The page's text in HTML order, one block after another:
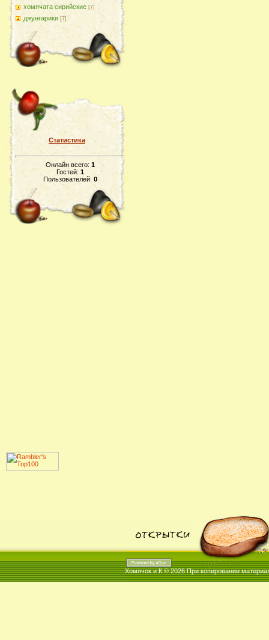
хомячата сирийские [7]
джунгарики [7]
Статистика
Онлайн всего: 1
Гостей: 1
Пользователей: 0
Хомячок и К © 2026При копировании